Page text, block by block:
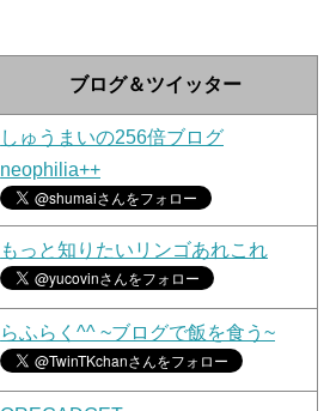
ブログ＆ツイッター
しゅうまいの256倍ブログ
neophilia++
もっと知りたいリンゴあれこれ
らふらく^^ ~ブログで飯を食う~